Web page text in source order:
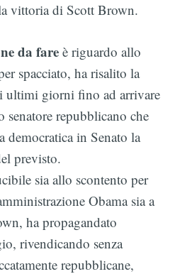
vittoria di Scott Brown.
da fareè riguardo allo
spacciato, ha risalito la
ultimi giorni fino ad arrivare
senatore repubblicano che
democratica in Senato la
previsto.
sia allo scontento per
Obama sia a
ha propagandato
rivendicando senza
repubblicane,